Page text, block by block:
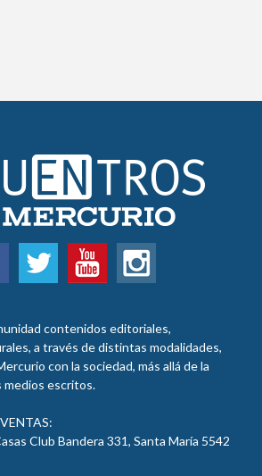
contenidos editoriales,
a través de distintas modalidades,
con la sociedad, más allá de la
medios escritos.
Club Bandera 331, Santa María 5542